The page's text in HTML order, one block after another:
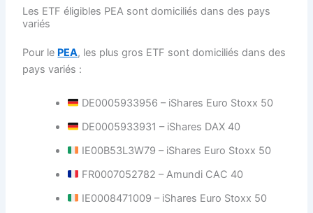
Les ETF éligibles PEA sont domiciliés dans des pays
variés
Pour le PEA, les plus gros ETF sont domiciliés dans des
pays variés :
DE0005933956 – iShares Euro Stoxx 50
DE0005933931 – iShares DAX 40
IE00B53L3W79 – iShares Euro Stoxx 50
FR0007052782 – Amundi CAC 40
IE0008471009 – iShares Euro Stoxx 50